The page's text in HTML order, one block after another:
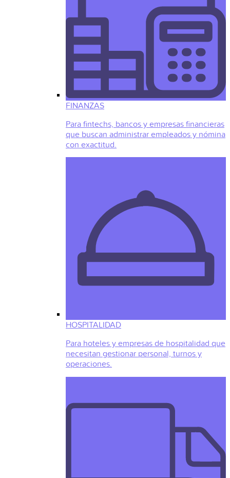
FINANZAS
Para fintechs, bancos y empresas financieras
que buscan administrar empleados y nómina
con exactitud.
HOSPITALIDAD
Para hoteles y empresas de hospitalidad que
necesitan gestionar personal, turnos y
operaciones.